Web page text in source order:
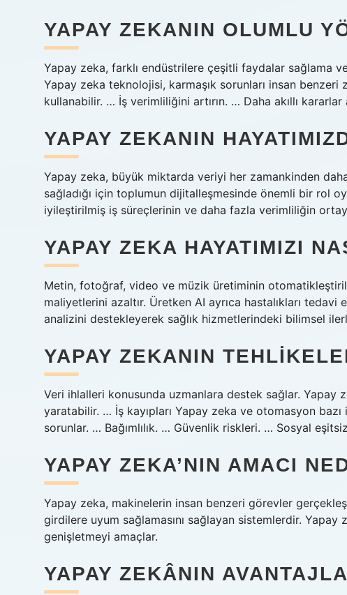
YAPAY ZEKANIN OLUMLU
Yapay zeka, farklı endüstrilere çeşitli faydalar sağlama
Yapay zeka teknolojisi, karmaşık sorunları insan
kullanabilir. … İş verimliliğini artırın. … Daha akıllı
YAPAY ZEKANIN
Yapay zeka, büyük miktarda veriyi her zamankinden
sağladığı için toplumun dijitalleşmesinde önemli bir rol
iyileştirilmiş iş süreçlerinin ve daha fazla verimliliğin
YAPAY ZEKA HAYATIMIZI
Metin, fotoğraf, video ve müzik üretiminin
maliyetlerini azaltır. Üretken AI ayrıca hastalıkları
analizini destekleyerek sağlık hizmetlerindeki bilimsel
YAPAY ZEKANIN
Veri ihlalleri konusunda uzmanlara destek sağlar. Yapay
yaratabilir. … İş kayıpları Yapay zeka ve otomasyon
sorunlar. … Bağımlılık. … Güvenlik riskleri. … Sosyal
YAPAY ZEKA’NIN AMACI
Yapay zeka, makinelerin insan benzeri görevler
girdilere uyum sağlamasını sağlayan sistemlerdir.
genişletmeyi amaçlar.
YAPAY ZEKÂNIN